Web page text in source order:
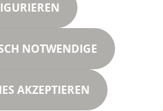
NOTWENDIGE
AKZEPTIEREN